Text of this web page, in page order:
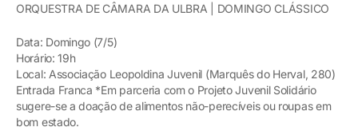
ORQUESTRA DE CÂMARA DA ULBRA | DOMINGO CLÁSSICO
Data: Domingo (7/5)
Horário: 19h
Local: Associação Leopoldina Juvenil (Marquês do Herval, 280)
Entrada Franca *Em parceria com o Projeto Juvenil Solidário
sugere-se a doação de alimentos não-perecíveis ou roupas em
bom estado.